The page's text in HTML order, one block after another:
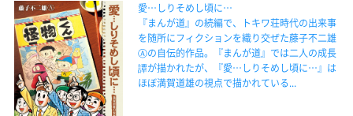
愛…しりそめし頃に…
『まんが道』の続編で、トキワ荘時代の出来事
を随所にフィクションを織り交ぜた藤子不二雄
Ⓐの自伝的作品。『まんが道』では二人の成長
譚が描かれたが、『愛…しりそめし頃に…』は
ほぼ満賀道雄の視点で描かれている...